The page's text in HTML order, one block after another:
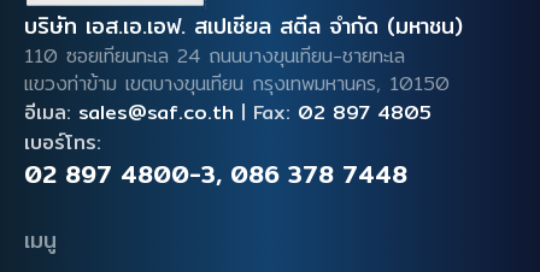
บริษัท เอส.เอ.เอฟ. สเปเชียล สตีล จำกัด (มหาชน)
110 ซอยเทียนทะเล 24 ถนนบางขุนเทียน-ชายทะเล
แขวงท่าข้าม เขตบางขุนเทียน กรุงเทพมหานคร, 10150
อีเมล: sales@saf.co.th | Fax: 02 897 4805
เบอร์โทร:
02 897 4800-3, 086 378 7448
เมนู